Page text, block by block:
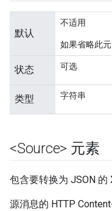
默认
不适用
如果省略此
状态 可选
类型 字符串
<Source> 元素
包含要转换为 JSON 的
源消息的 HTTP